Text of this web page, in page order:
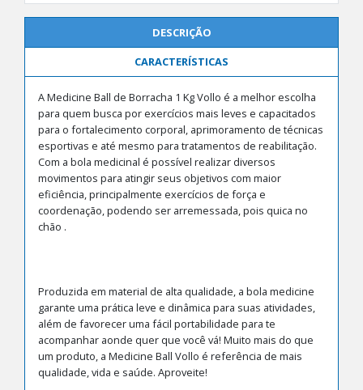
DESCRIÇÃO
CARACTERÍSTICAS
A Medicine Ball de Borracha 1 Kg Vollo é a melhor escolha
para quem busca por exercícios mais leves e capacitados
para o fortalecimento corporal, aprimoramento de técnicas
esportivas e até mesmo para tratamentos de reabilitação.
Com a bola medicinal é possível realizar diversos
movimentos para atingir seus objetivos com maior
eficiência, principalmente exercícios de força e
coordenação, podendo ser arremessada, pois quica no
chão .
Produzida em material de alta qualidade, a bola medicine
garante uma prática leve e dinâmica para suas atividades,
além de favorecer uma fácil portabilidade para te
acompanhar aonde quer que você vá! Muito mais do que
um produto, a Medicine Ball Vollo é referência de mais
qualidade, vida e saúde. Aproveite!